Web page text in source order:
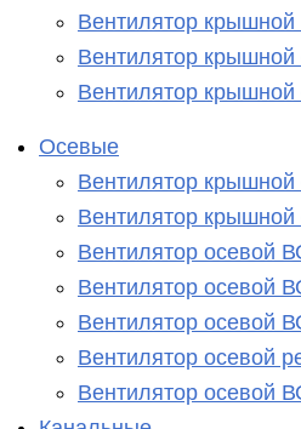
Вентилятор
Вентилятор
Вентилятор
Осевые
Вентилятор
Вентилятор
Вентилятор осевой
Вентилятор осевой
Вентилятор осевой
Вентилятор осевой
Вентилятор осевой